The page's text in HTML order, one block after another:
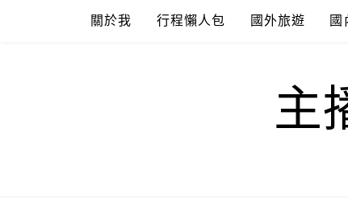
關於我 行程懶人包 國外旅遊 國
主